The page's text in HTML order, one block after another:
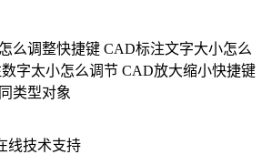
么调整快捷键 CAD标注文字大小怎么
字太小怎么调节 CAD放大缩小快捷键
类型对象
线技术支持